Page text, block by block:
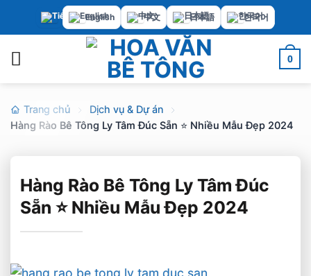
dung
English 中文 日本語 한국어
0
Trang chủ
Dịch vụ & Dự án
Hàng Rào Bê Tông Ly Tâm Đúc Sẵn ⭐️ Nhiều Mẫu Đẹp 2024
Hàng Rào Bê Tông Ly Tâm Đúc
Sẵn ⭐️ Nhiều Mẫu Đẹp 2024